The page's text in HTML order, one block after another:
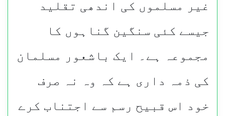
غیر مسلموں کی اندھی تقلید
جیسے کئی سنگین گناہوں کا
مجموعہ ہے۔ ایک باشعور مسلمان
کی ذمہ داری ہے کہ وہ نہ صرف
خود اس قبیح رسم سے اجتناب کرے